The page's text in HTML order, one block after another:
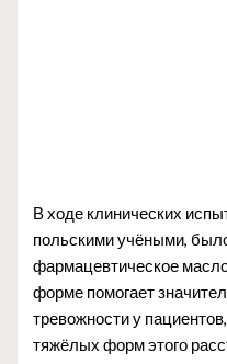
В ходе клинических
польскими учёными,
фармацевтическое
форме помогает
тревожности у
тяжёлых форм этого